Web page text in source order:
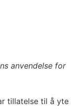
anvendelse for
tillatelse til å yte